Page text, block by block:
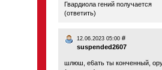
Гвардиола гений получается
(ответить)
12.06.2023 05:00 #
suspended2607
шлюш, е6ать ты конченный,